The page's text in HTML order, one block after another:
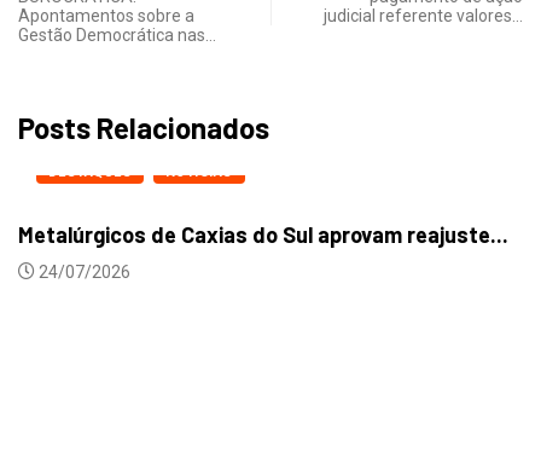
Apontamentos sobre a
Gestão Democrática nas…
judicial referente valores…
Posts Relacionados
DESTAQUES NOTICIAS
Metalúrgicos de Caxias do Sul aprovam reajuste...
24/07/2026